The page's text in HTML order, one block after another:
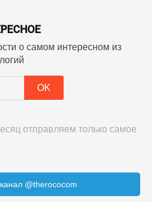
о самом интересном из
отправляем только самое
@therococom